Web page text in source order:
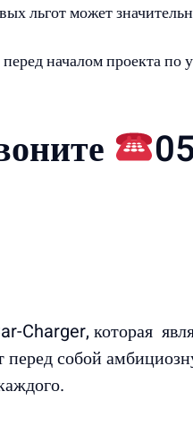
льгот может
началом проекта по
Charger, которая
собой